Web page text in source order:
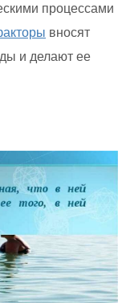
процессами
вносят
и делают ее